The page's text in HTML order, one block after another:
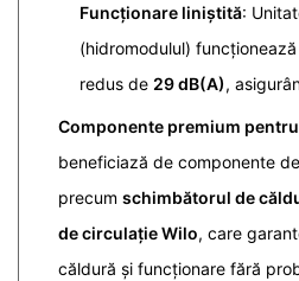
Funcționare liniștită:
(hidromodulul)
redus de 29 dB(A),
Componente premium
beneficiază de componente
precum schimbătorul de
de circulație Wilo, care
căldură și funcționare fără